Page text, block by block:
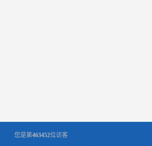
您是第463452位访客